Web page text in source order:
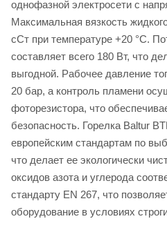
однофазной электросети с
Максимальная вязкость
сСт при температуре +20 °C.
составляет всего 180 Вт, что
выгодной. Рабочее давление
20 бар, а контроль пламени
фоторезистора, что
безопасность. Горелка Baltur
европейским стандартам по
что делает ее экологически
оксидов азота и углерода
стандарту EN 267, что
оборудование в условиях